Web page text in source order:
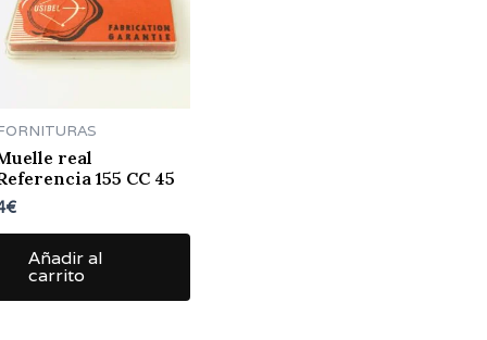
real
155 CC 45
€
Añadir al
carrito